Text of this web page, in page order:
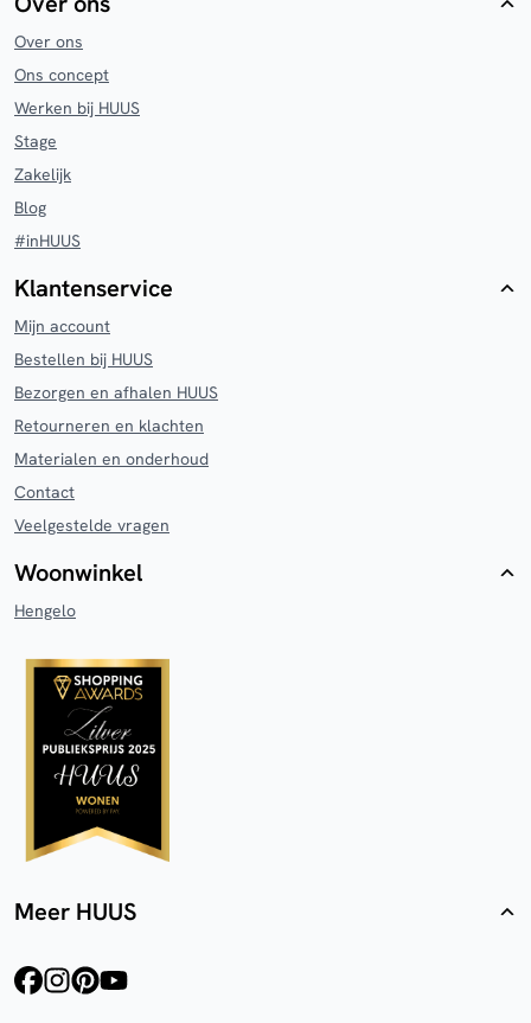
Over ons
Ons concept
Werken bij HUUS
Stage
Zakelijk
Blog
#inHUUS
Klantenservice
Mijn account
Bestellen bij HUUS
Bezorgen en afhalen HUUS
Retourneren en klachten
Materialen en onderhoud
Contact
Veelgestelde vragen
Woonwinkel
Hengelo
Meer HUUS
facebookinstagram
pinterest
youtube